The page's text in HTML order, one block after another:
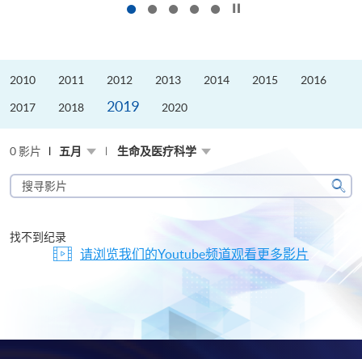
2010 2011 2012 2013 2014 2015 2016
2017 2018 2019 2020
0 影片 五月 生命及医疗科学
搜
寻
片
搜
找不到纪录
请浏览我们的Youtube频道观看更多影片